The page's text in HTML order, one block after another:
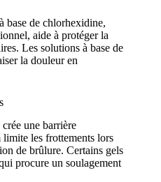
à base de chlorhexidine,
aide à protéger la
Les solutions à base de
la douleur en
crée une barrière
les frottements lors
de brûlure. Certains gels
procure un soulagement